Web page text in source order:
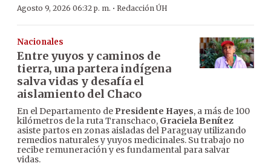
Agosto 9, 2026 06:32 p. m. · Redacción ÚH
Nacionales
Entre yuyos y caminos de
tierra, una partera indígena
salva vidas y desafía el
aislamiento del Chaco
En el Departamento de Presidente Hayes, a más de 100
kilómetros de la ruta Transchaco, Graciela Benítez
asiste partos en zonas aisladas del Paraguay utilizando
remedios naturales y yuyos medicinales. Su trabajo no
recibe remuneración y es fundamental para salvar
vidas.